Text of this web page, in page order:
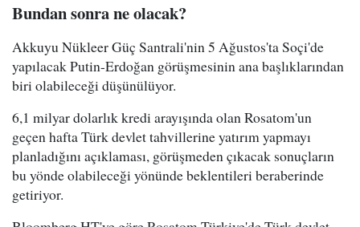
Bundan sonra ne olacak?
Akkuyu Nükleer Güç Santrali'nin 5 Ağustos'ta Soçi'de
yapılacak Putin-Erdoğan görüşmesinin ana başlıklarından
biri olabileceği düşünülüyor.
6,1 milyar dolarlık kredi arayışında olan Rosatom'un
geçen hafta Türk devlet tahvillerine yatırım yapmayı
planladığını açıklaması, görüşmeden çıkacak sonuçların
bu yönde olabileceği yönünde beklentileri beraberinde
getiriyor.